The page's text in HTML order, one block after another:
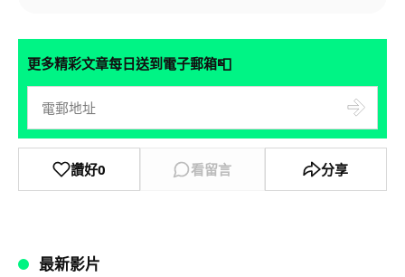
更多精彩文章每日送到電子郵箱📮
讚好0 看留言 分享
最新影片